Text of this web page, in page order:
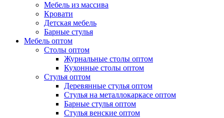
Мебель из массива
Кровати
Детская мебель
Барные стулья
Мебель оптом
Столы оптом
Журнальные столы оптом
Кухонные столы оптом
Стулья оптом
Деревянные стулья оптом
Стулья на металлокаркасе оптом
Барные стулья оптом
Стулья венские оптом